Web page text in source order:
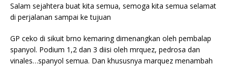
Salam sejahtera buat kita semua, semoga kita semua selamat
di perjalanan sampai ke tujuan
GP ceko di sikuit brno kemaring dimenangkan oleh pembalap
spanyol. Podium 1,2 dan 3 diisi oleh mrquez, pedrosa dan
vinales…spanyol semua. Dan khususnya marquez menambah